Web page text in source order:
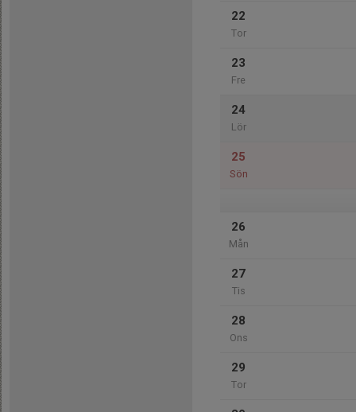
22
Tor
23
Fre
24
Lör
25
Sön
26
Mån
27
Tis
28
Ons
29
Tor